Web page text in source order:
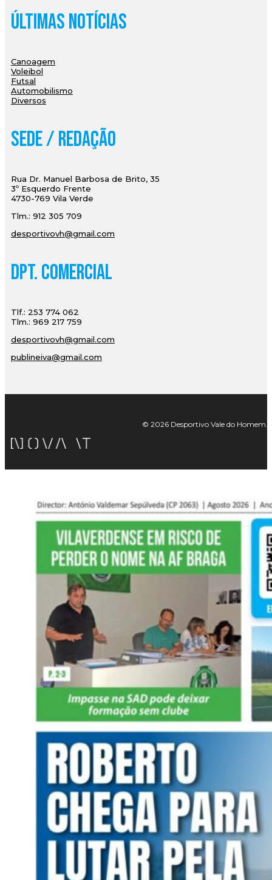
Últimas Notícias
Canoagem
Voleibol
Futsal
Automobilismo
Diversos
Sede / Redação
Rua Dr. Manuel Barbosa de Brito, 35
3º Esquerdo Frente
4730-769 Vila Verde
Tlm.: 912 305 709
desportivovh@gmail.com
Dpt. Comercial
Tlf.: 253 774 062
Tlm.: 969 217 759
desportivovh@gmail.com
publineiva@gmail.com
© 2026 Desportivo Vale do Homem.